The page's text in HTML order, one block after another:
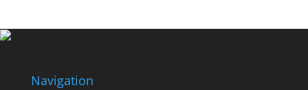
Navigation